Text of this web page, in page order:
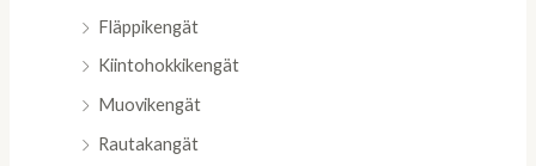
Fläppikengät
Kiintohokkikengät
Muovikengät
Rautakangät